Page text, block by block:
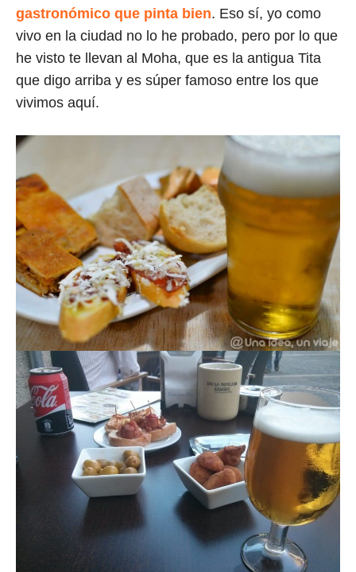
gastronómico que pinta bien. Eso sí, yo como
vivo en la ciudad no lo he probado, pero por lo que
he visto te llevan al Moha, que es la antigua Tita
que digo arriba y es súper famoso entre los que
vivimos aquí.